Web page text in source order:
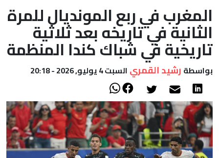
الصحراء
المغرب في ربع المونديال للمرة
الثانية في تاريخه بعد ثلاثية
تاريخية في شباك كندا المنظمة
بواسطة رشيد القمري السبت 4 يوليو, 2026 - 20:18